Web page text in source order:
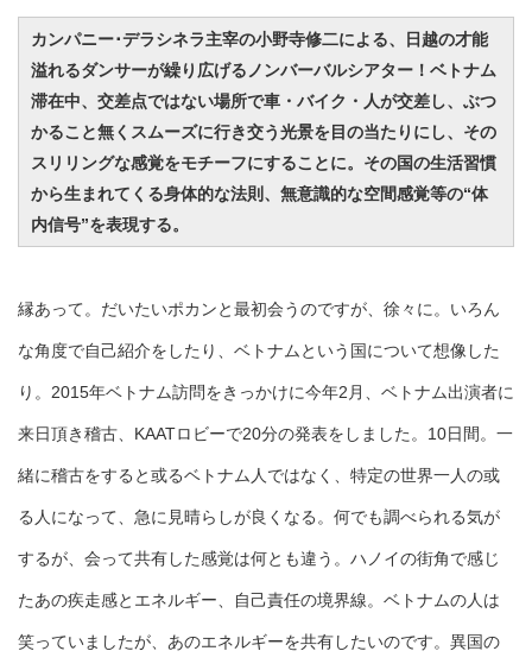
カンパニー･デラシネラ主宰の小野寺修二による、日越の才能
溢れるダンサーが繰り広げるノンバーバルシアター！ベトナム
滞在中、交差点ではない場所で車・バイク・人が交差し、ぶつ
かること無くスムーズに行き交う光景を目の当たりにし、その
スリリングな感覚をモチーフにすることに。その国の生活習慣
から生まれてくる身体的な法則、無意識的な空間感覚等の“体
内信号”を表現する。
縁あって。だいたいポカンと最初会うのですが、徐々に。いろん
な角度で自己紹介をしたり、ベトナムという国について想像した
り。2015年ベトナム訪問をきっかけに今年2月、ベトナム出演者に
来日頂き稽古、KAATロビーで20分の発表をしました。10日間。一
緒に稽古をすると或るベトナム人ではなく、特定の世界一人の或
る人になって、急に見晴らしが良くなる。何でも調べられる気が
するが、会って共有した感覚は何とも違う。ハノイの街角で感じ
たあの疾走感とエネルギー、自己責任の境界線。ベトナムの人は
笑っていましたが、あのエネルギーを共有したいのです。異国の